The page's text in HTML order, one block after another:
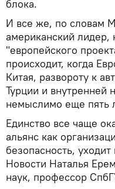
блока.
И все же, по словам
американский
"европейского
происходит, когда
Китая, развороту к
Турции и внутренней
немыслимо еще пять
Единство все чаще
альянс как
безопасность,
Новости Наталья
наук, профессор